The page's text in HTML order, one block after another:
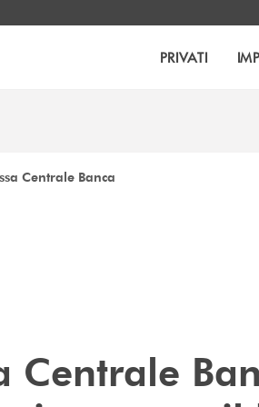
PRIVATI
Centrale Banca
Centrale